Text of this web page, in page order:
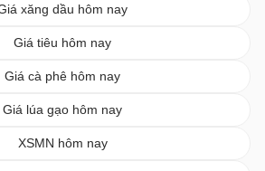
xăng dầu hôm nay
Giá tiêu hôm nay
Giá cà phê hôm nay
Giá lúa gạo hôm nay
XSMN hôm nay